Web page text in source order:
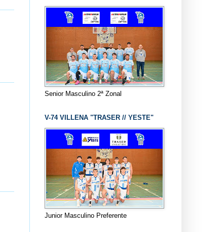
Senior Masculino 2ª Zonal
V-74 VILLENA "TRASER // YESTE"
Junior Masculino Preferente